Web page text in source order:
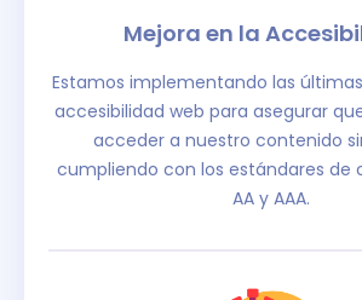
Mejora en la
Estamos implementando las
accesibilidad web para asegurar
acceder a nuestro contenido
cumpliendo con los estándares de
AA y AAA.